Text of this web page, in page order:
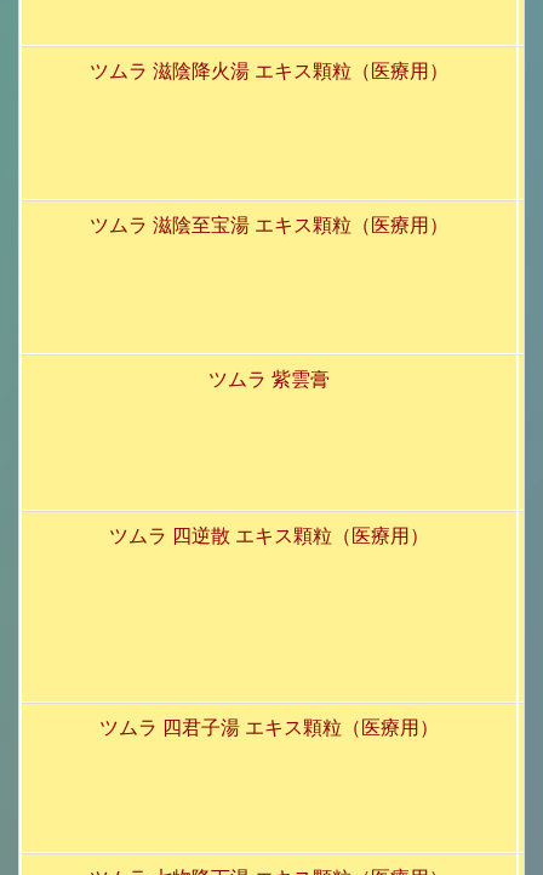
ツムラ 滋陰降火湯 エキス顆粒（医療用）
ツムラ 滋陰至宝湯 エキス顆粒（医療用）
ツムラ 紫雲膏
ツムラ 四逆散 エキス顆粒（医療用）
ツムラ 四君子湯 エキス顆粒（医療用）